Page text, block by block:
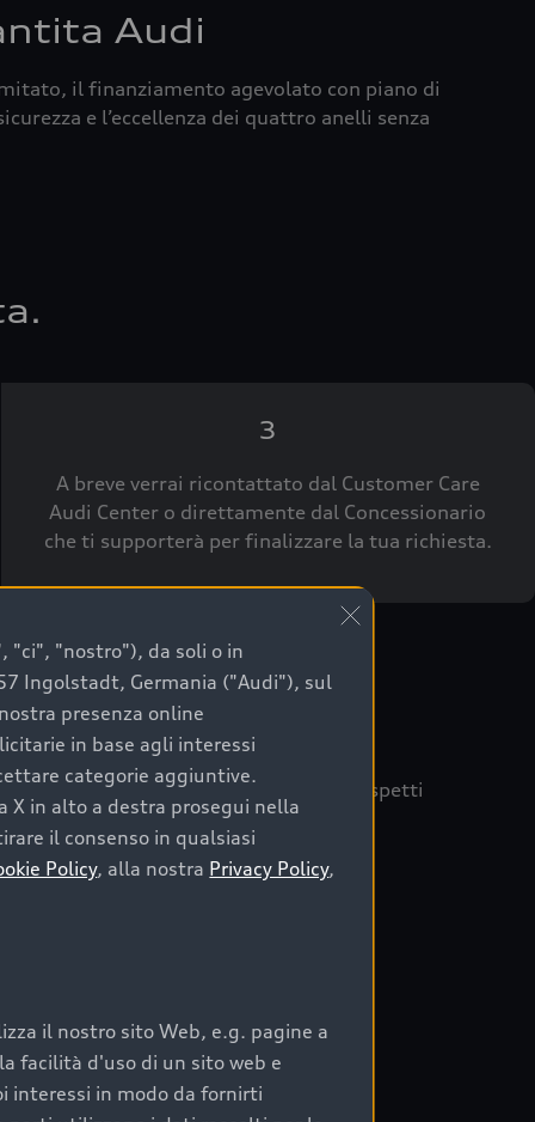
Audi
il finanziamento agevolato con piano di
e l’eccellenza dei quattro anelli senza
3
A breve verrai ricontattato dal Customer Care
Audi Center o direttamente dal Concessionario
che ti supporterà per finalizzare la tua richiesta.
sicuro, è essenziale considerare aspetti
Prima Scelta :plus
nel tempo;
"ci", "nostro"), da soli o in
Ingolstadt, Germania ("Audi"), sul
presenza online
in base agli interessi
categorie aggiuntive.
in alto a destra prosegui nella
il consenso in qualsiasi
Policy, alla nostra Privacy Policy,
il nostro sito Web, e.g. pagine a
facilità d'uso di un sito web e
interessi in modo da fornirti